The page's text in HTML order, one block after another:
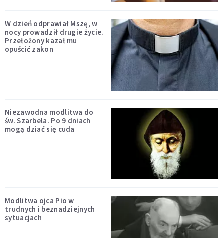
W dzień odprawiał Mszę, w
nocy prowadził drugie życie.
Przełożony kazał mu
opuścić zakon
Niezawodna modlitwa do
św. Szarbela. Po 9 dniach
mogą dziać się cuda
Modlitwa ojca Pio w
trudnych i beznadziejnych
sytuacjach